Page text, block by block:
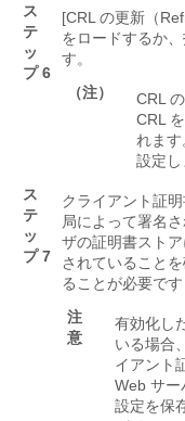
ス
テ
ッ
プ 6
[CRL の更新（
をロードするか
す。
（注）
CRL
CRL
れま
設定し
ス
テ
ッ
プ 7
クライアント証
局によって署名
ザの証明書スト
されていること
ることが必要です
注
意
有効化し
いる場合
イアント
Web サー
設定を保